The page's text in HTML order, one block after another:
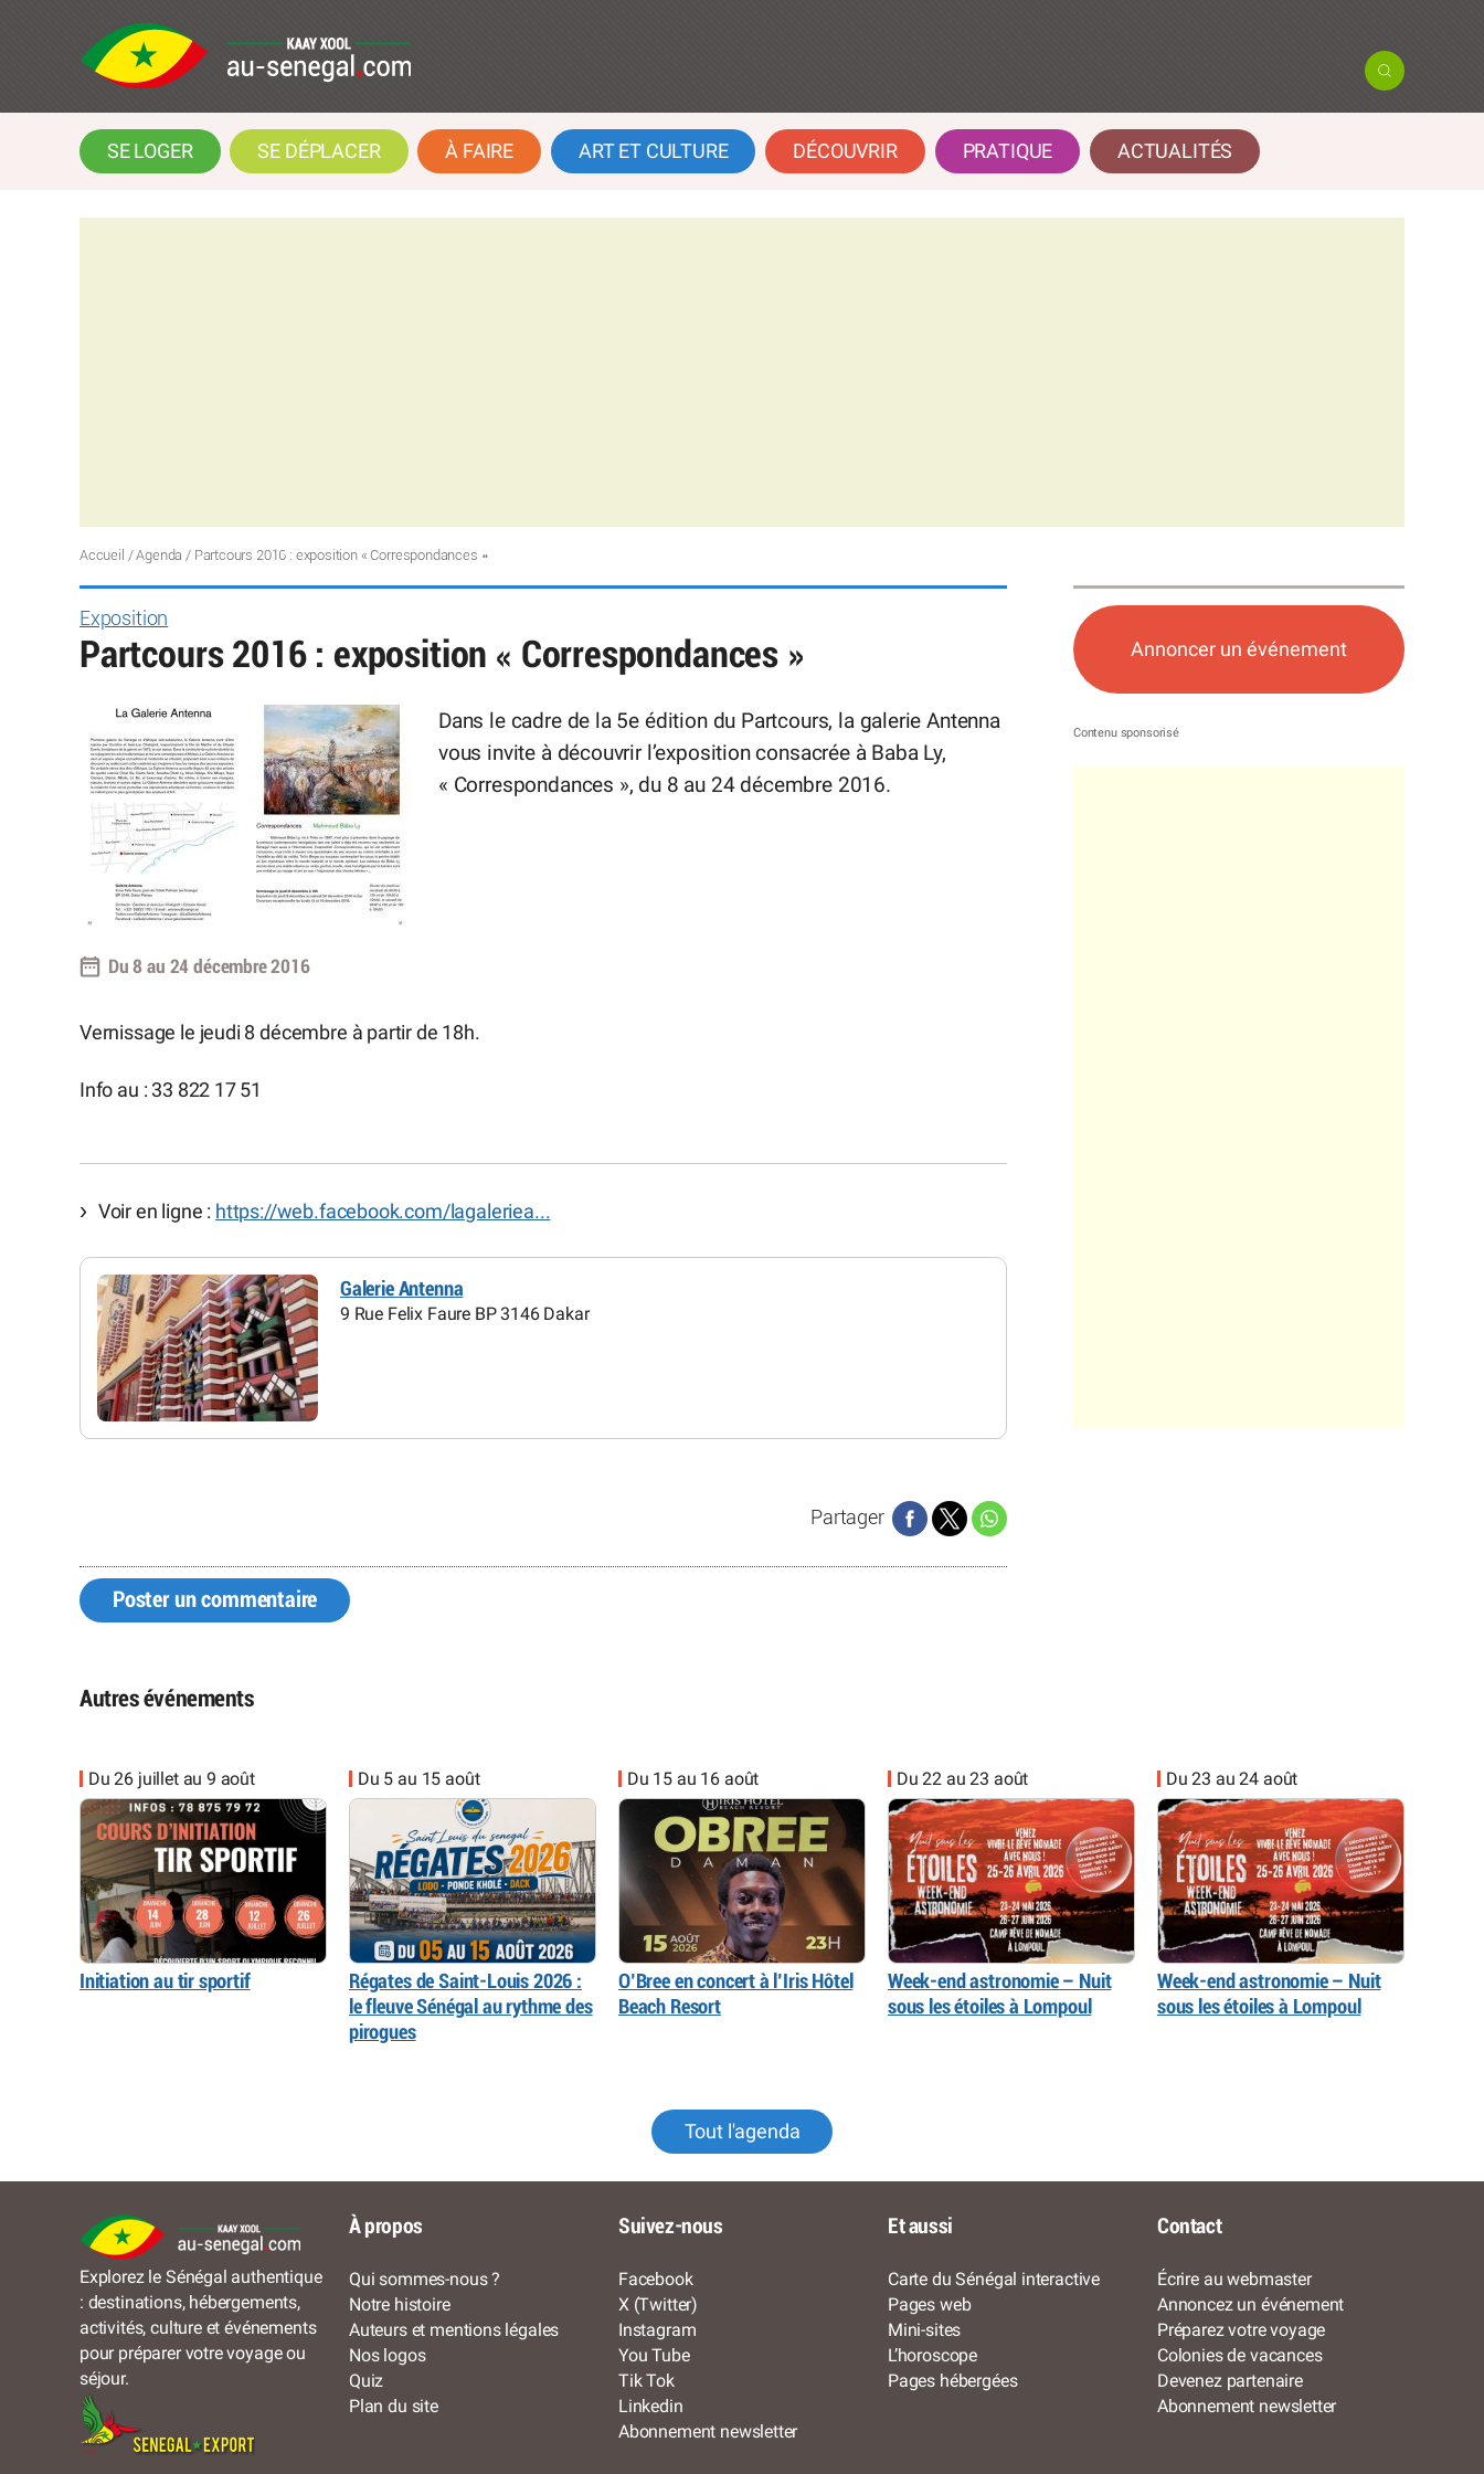
SE LOGER SE DÉPLACER À FAIRE ART ET CULTURE DÉCOUVRIR PRATIQUE ACTUALITÉS
Accueil /Agenda / Partcours 2016 : exposition « Correspondances »
Exposition
Partcours 2016 : exposition « Correspondances »
Dans le cadre de la 5e édition du Partcours, la galerie Antenna
vous invite à découvrir l’exposition consacrée à Baba Ly,
« Correspondances », du 8 au 24 décembre 2016.
Du 8 au 24 décembre 2016
Vernissage le jeudi 8 décembre à partir de 18h.
Info au : 33 822 17 51
Voir en ligne : https://web.facebook.com/lagaleriea...
Galerie Antenna
9 Rue Felix Faure BP 3146 Dakar
Partager
Poster un commentaire
Annoncer un événement
Autres événements
Du 26 juillet au 9 août
Initiation au tir sportif
Du 5 au 15 août
Régates de Saint-Louis 2026 :
le fleuve Sénégal au rythme des
pirogues
Du 15 au 16 août
O’Bree en concert à l’Iris Hôtel
Beach Resort
Du 22 au 23 août
Week-end astronomie – Nuit
sous les étoiles à Lompoul
Du 23 au 24 août
Week-end astronomie – Nuit
sous les étoiles à Lompoul
Tout l'agenda
Explorez le Sénégal authentique
: destinations, hébergements,
activités, culture et événements
pour préparer votre voyage ou
séjour.
À propos
Qui sommes-nous ?
Notre histoire
Auteurs et mentions légales
Nos logos
Quiz
Plan du site
Suivez-nous
Facebook
X (Twitter)
Instagram
You Tube
Tik Tok
Linkedin
Abonnement newsletter
Et aussi
Carte du Sénégal interactive
Pages web
Mini-sites
L’horoscope
Pages hébergées
Contact
Écrire au webmaster
Annoncez un événement
Préparez votre voyage
Colonies de vacances
Devenez partenaire
Abonnement newsletter